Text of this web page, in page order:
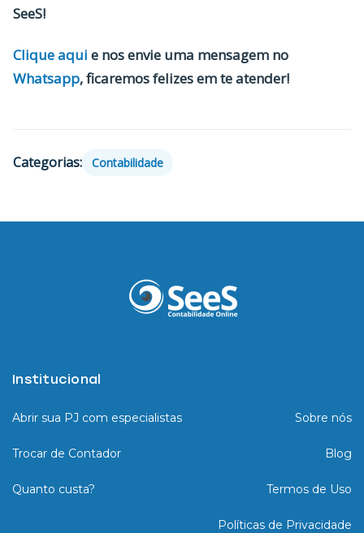
SeeS!
Clique aqui e nos envie uma mensagem no
Whatsapp, ficaremos felizes em te atender!
Categorias: Contabilidade
Institucional
Abrir sua PJ com especialistas
Trocar de Contador
Quanto custa?
Sobre nós
Blog
Termos de Uso
Políticas de Privacidade